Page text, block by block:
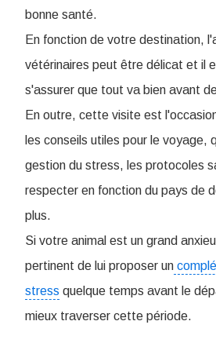
bonne santé.
En fonction de votre destination,
vétérinaires peut être délicat et il
s'assurer que tout va bien avant
En outre, cette visite est
les conseils utiles pour le voyage,
gestion du stress, les protocoles
respecter en fonction du pays de
plus.
Si votre animal est un grand
pertinent de lui proposer un
stress quelque temps avant le
mieux traverser cette période.